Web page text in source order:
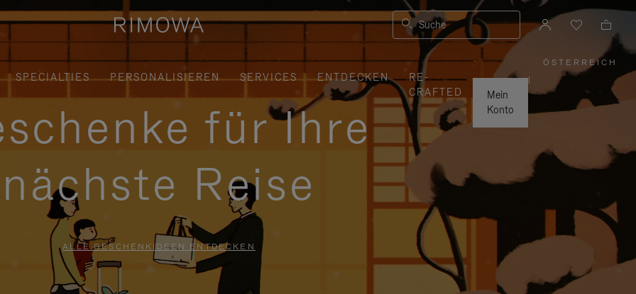
Suche
SPECIALTIES PERSONALISIEREN SERVICES ENTDECKEN
RE-
CRAFTED
Mein
Konto
ÖSTERREICH
,
WÄHLEN
IHRE
REGION
AUS
|
für Ihre
nächste Reise
ALLE GESCHENKIDEEN ENTDECKEN